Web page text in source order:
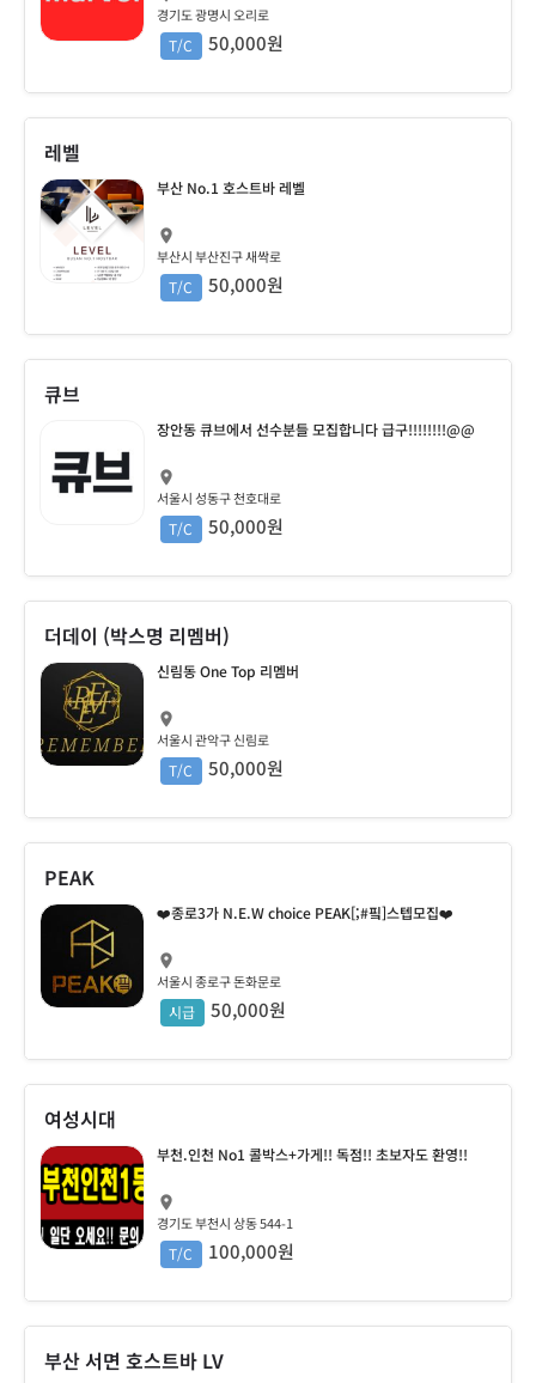
경기도 광명시 오리로
T/C 50,000원
레벨
부산 No.1 호스트바 레벨
부산시 부산진구 새싹로
T/C 50,000원
큐브
장안동 큐브에서 선수분들 모집합니다 급구!!!!!!!!@@
서울시 성동구 천호대로
T/C 50,000원
더데이 (박스명 리멤버)
신림동 One Top 리멤버
서울시 관악구 신림로
T/C 50,000원
PEAK
❤️종로3가 N.E.W choice PEAK[;#핔]스텝모집❤️
서울시 종로구 돈화문로
시급 50,000원
여성시대
부천.인천 No1 콜박스+가게!! 독점!! 초보자도 환영!!
경기도 부천시 상동 544-1
T/C 100,000원
부산 서면 호스트바 LV